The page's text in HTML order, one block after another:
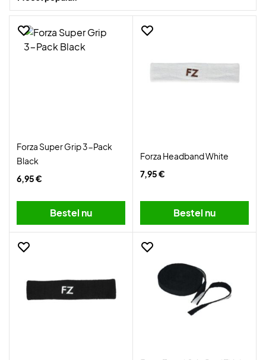
Vind je nieuwe favorieten hier bij De Badmintonwinkel en profiteer van
Forza Super Grip 3-Pack
Black
6,95 €
Bestel nu
Forza Headband White
7,95 €
Bestel nu